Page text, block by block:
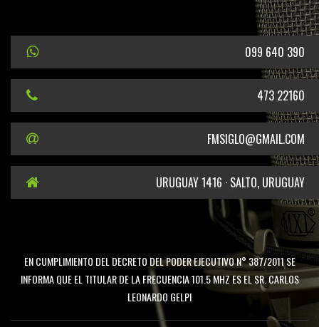
099 640 390
473 22160
FMSIGLO@GMAIL.COM
URUGUAY 1416 · SALTO, URUGUAY
EN CUMPLIMIENTO DEL DECRETO DEL PODER EJECUTIVO N° 387/2011 SE
INFORMA QUE EL TITULAR DE LA FRECUENCIA 101.5 MHZ ES EL SR. CARLOS
LEONARDO GELPI